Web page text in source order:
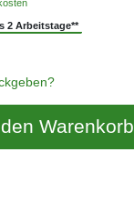
2 Arbeitstage**
Warenkorb